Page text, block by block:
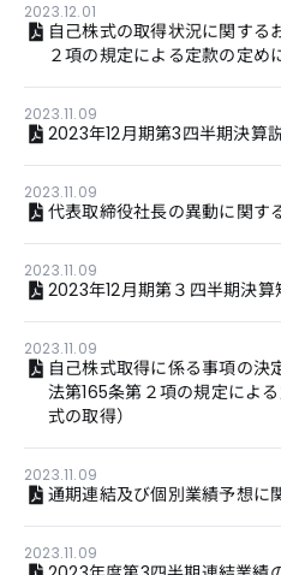
2023.12.01
自己株式の取得状況に関する
２項の規定による定款の定め
2023.11.09
2023年12月期第3四半期決算
2023.11.09
代表取締役社長の異動に関す
2023.11.09
2023年12月期第３四半期決算
2023.11.09
自己株式取得に係る事項の決
法第165条第２項の規定によ
式の取得）
2023.11.09
通期連結及び個別業績予想に
2023.11.09